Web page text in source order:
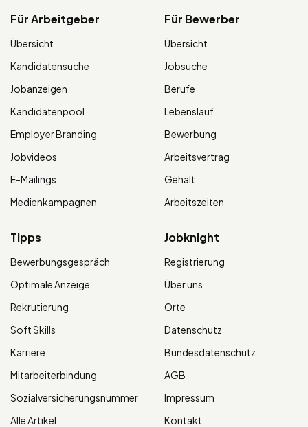
Für Arbeitgeber
Übersicht
Kandidatensuche
Jobanzeigen
Kandidatenpool
Employer Branding
Jobvideos
E-Mailings
Medienkampagnen
Für Bewerber
Übersicht
Jobsuche
Berufe
Lebenslauf
Bewerbung
Arbeitsvertrag
Gehalt
Arbeitszeiten
Tipps
Bewerbungsgespräch
Optimale Anzeige
Rekrutierung
Soft Skills
Karriere
Mitarbeiterbindung
Sozialversicherungsnummer
Alle Artikel
Jobknight
Registrierung
Über uns
Orte
Datenschutz
Bundesdatenschutz
AGB
Impressum
Kontakt